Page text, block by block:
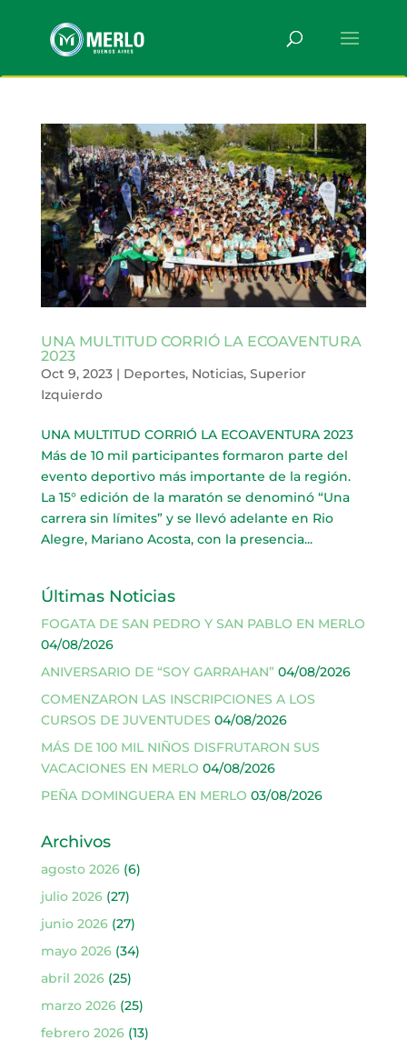
UNA MULTITUD CORRIÓ LA ECOAVENTURA
2023
Oct 9, 2023| Deportes, Noticias, Superior
Izquierdo
UNA MULTITUD CORRIÓ LA ECOAVENTURA 2023
Más de 10 mil participantes formaron parte del
evento deportivo más importante de la región.
La 15° edición de la maratón se denominó “Una
carrera sin límites” y se llevó adelante en Rio
Alegre, Mariano Acosta, con la presencia...
Últimas Noticias
FOGATA DE SAN PEDRO Y SAN PABLO EN MERLO
04/08/2026
ANIVERSARIO DE “SOY GARRAHAN” 04/08/2026
COMENZARON LAS INSCRIPCIONES A LOS
CURSOS DE JUVENTUDES 04/08/2026
MÁS DE 100 MIL NIÑOS DISFRUTARON SUS
VACACIONES EN MERLO 04/08/2026
PEÑA DOMINGUERA EN MERLO 03/08/2026
Archivos
agosto 2026(6)
julio 2026(27)
junio 2026(27)
mayo 2026(34)
abril 2026(25)
marzo 2026(25)
febrero 2026(13)